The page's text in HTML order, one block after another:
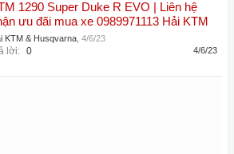
1290 Super Duke R EVO | Liên hệ
ưu đãi mua xe 0989971113 Hải KTM
KTM & Husqvarna 4/6/23
lời: 0 4/6/23